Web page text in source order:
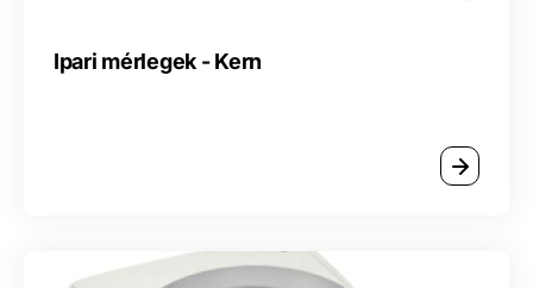
Ipari mérlegek - Kern